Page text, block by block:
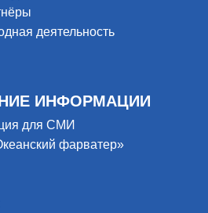
деятельность
ИНФОРМАЦИИ
для СМИ
фарватер»